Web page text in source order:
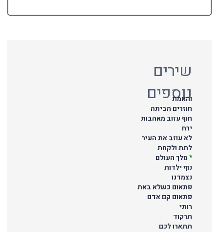
שירים
נוספים
והאמת
חוזרים הביתה
חוף עזוב מאהבות
ירח
לא עוזב את העיר
לתת ולקחת
*מלך העולם
נוף ילדות
נצמדנו
פתאום כשלא באת
פתאום קם אדם
רותי
תרקוד
תתארו לכם